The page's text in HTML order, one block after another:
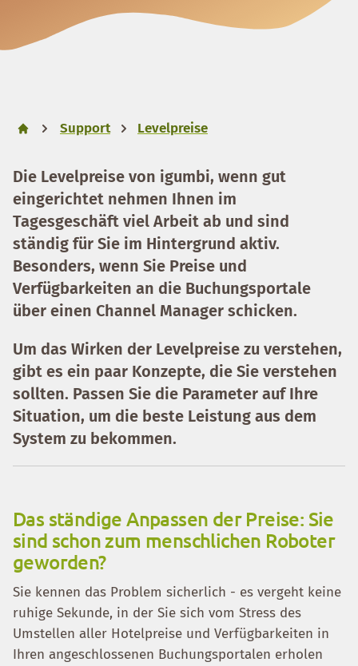
Support Levelpreise
Die Levelpreise von igumbi, wenn gut
eingerichtet nehmen Ihnen im
Tagesgeschäft viel Arbeit ab und sind
ständig für Sie im Hintergrund aktiv.
Besonders, wenn Sie Preise und
Verfügbarkeiten an die Buchungsportale
über einen Channel Manager schicken.
Um das Wirken der Levelpreise zu verstehen,
gibt es ein paar Konzepte, die Sie verstehen
sollten. Passen Sie die Parameter auf Ihre
Situation, um die beste Leistung aus dem
System zu bekommen.
Das ständige Anpassen der Preise: Sie
sind schon zum menschlichen Roboter
geworden?
Sie kennen das Problem sicherlich - es vergeht keine
ruhige Sekunde, in der Sie sich vom Stress des
Umstellen aller Hotelpreise und Verfügbarkeiten in
Ihren angeschlossenen Buchungsportalen erholen